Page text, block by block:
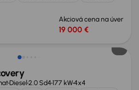
Akciová cena na úver
19 000 €
Diesel2.0 Sd4177 kW4x4